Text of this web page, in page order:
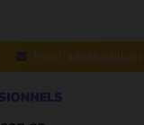
Email: